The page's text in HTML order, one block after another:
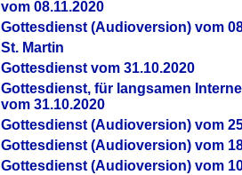
vom 08.11.2020
Gottesdienst (Audioversion) vom
St. Martin
Gottesdienst vom 31.10.2020
Gottesdienst, für langsamen
vom 31.10.2020
Gottesdienst (Audioversion) vom
Gottesdienst (Audioversion) vom
Gottesdienst (Audioversion) vom